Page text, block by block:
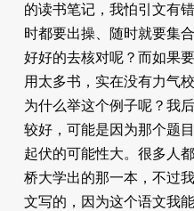
的读书笔记，我怕引文有
时都要出操、随时就要集
好好的去核对呢？而如果
用太多书，实在没有力气校
为什么举这个例子呢？我
较好，可能是因为那个题
起伏的可能性大。很多人
桥大学出的那一本，不过
文写的，因为这个语文我